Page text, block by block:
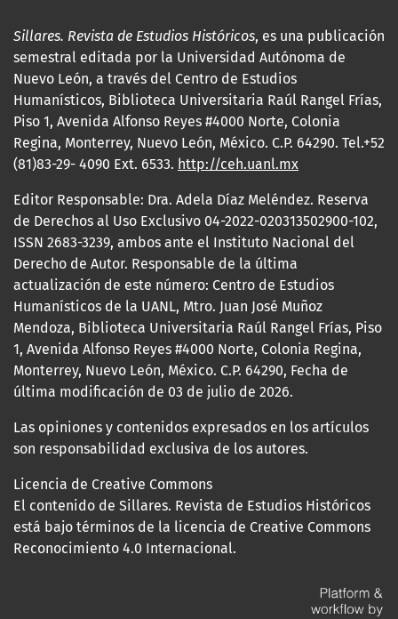
Sillares. Revista de Estudios Históricos, es una publicación
semestral editada por la Universidad Autónoma de
Nuevo León, a través del Centro de Estudios
Humanísticos, Biblioteca Universitaria Raúl Rangel Frías,
Piso 1, Avenida Alfonso Reyes #4000 Norte, Colonia
Regina, Monterrey, Nuevo León, México. C.P. 64290. Tel.+52
(81)83-29- 4090 Ext. 6533. http://ceh.uanl.mx
Editor Responsable: Dra. Adela Díaz Meléndez. Reserva
de Derechos al Uso Exclusivo 04-2022-020313502900-102,
ISSN 2683-3239, ambos ante el Instituto Nacional del
Derecho de Autor. Responsable de la última
actualización de este número: Centro de Estudios
Humanísticos de la UANL, Mtro. Juan José Muñoz
Mendoza, Biblioteca Universitaria Raúl Rangel Frías, Piso
1, Avenida Alfonso Reyes #4000 Norte, Colonia Regina,
Monterrey, Nuevo León, México. C.P. 64290, Fecha de
última modificación de 03 de julio de 2026.
Las opiniones y contenidos expresados en los artículos
son responsabilidad exclusiva de los autores.
Licencia de Creative Commons
El contenido de Sillares. Revista de Estudios Históricos
está bajo términos de la licencia de Creative Commons
Reconocimiento 4.0 Internacional.